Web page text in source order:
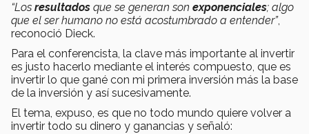
“Los resultados que se generan son exponenciales; algo
que el ser humano no está acostumbrado a entender”,
reconoció Dieck.
Para el conferencista, la clave más importante al invertir
es justo hacerlo mediante el interés compuesto, que es
invertir lo que gané con mi primera inversión más la base
de la inversión y así sucesivamente.
El tema, expuso, es que no todo mundo quiere volver a
invertir todo su dinero y ganancias y señaló: